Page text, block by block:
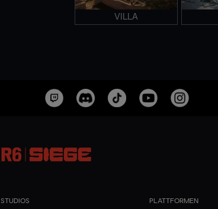
VILLA
STUDIOS PLATTFORMEN